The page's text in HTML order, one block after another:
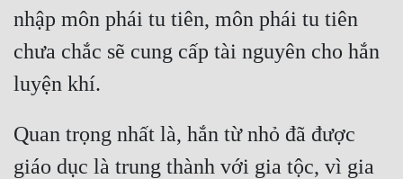
nhập môn phái tu tiên, môn phái tu tiên
chưa chắc sẽ cung cấp tài nguyên cho hắn
Quan trọng nhất là, hắn từ nhỏ đã được
giáo dục là trung thành với gia tộc, vì gia